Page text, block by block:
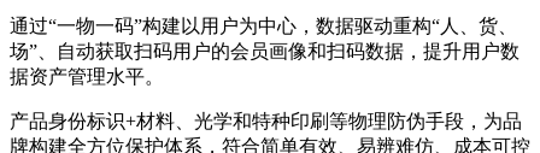
通过“一物一码”构建以用户为中心，数据驱动重构“人、货、
场”、自动获取扫码用户的会员画像和扫码数据，提升用户数
据资产管理水平。
产品身份标识+材料、光学和特种印刷等物理防伪手段，为品
牌构建全方位保护体系，符合简单有效、易辨难仿、成本可控